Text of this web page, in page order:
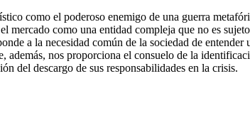
como el poderoso enemigo de una guerra
mercado como una entidad compleja que no es
a la necesidad común de la sociedad de entender
además, nos proporciona el consuelo de la
del descargo de sus responsabilidades en la crisis.